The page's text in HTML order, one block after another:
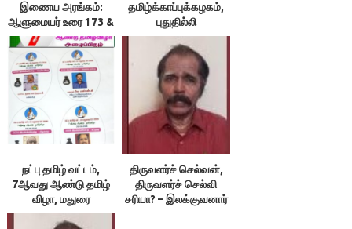
இணைய அரங்கம்:
ஆளுமையர் உரை 173 &
174 ; நூலரங்கம்
தமிழ்க்காப்புக்கழகம்,
புதுதில்லி
நட்பு தமிழ் வட்டம்,
7ஆவது ஆண்டு தமிழ்
விழா, மதுரை
திருவளர்ச் செல்வன்,
திருவளர்ச் செல்வி
சரியா? – இலக்குவனார்